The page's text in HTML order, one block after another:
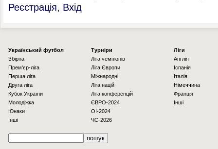
Реєстрація, Вхід
Українcький футбол
Збірна
Прем'єр-ліга
Перша ліга
Друга ліга
Кубок України
Молодіжка
Юнаки
Інші
Турніри
Ліга чемпіонів
Ліга Європи
Міжнародні
Ліга націй
Ліга конференцій
ЄВРО-2024
OI-2024
ЧС-2026
Ліги
Англія
Іспанія
Італія
Німеччина
Франція
Інші